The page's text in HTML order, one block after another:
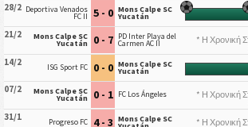
28/2 Deportiva Venados
FC II 5 - 0 Mons Calpe SC
Yucatán
21/2 Mons Calpe SC
Yucatán 0 - 7 PD Inter Playa del
Carmen AC II
* Η Χρονική
14/2
ISG Sport FC 0 - 0 Mons Calpe SC
Yucatán
07/2 Mons Calpe SC
Yucatán 0 - 1 FC Los Ángeles
* Η Χρονική
31/1
Progreso FC 4 - 3 Mons Calpe SC
* Η Χρονική